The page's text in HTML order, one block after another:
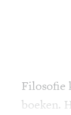
Filosofie
boeken.